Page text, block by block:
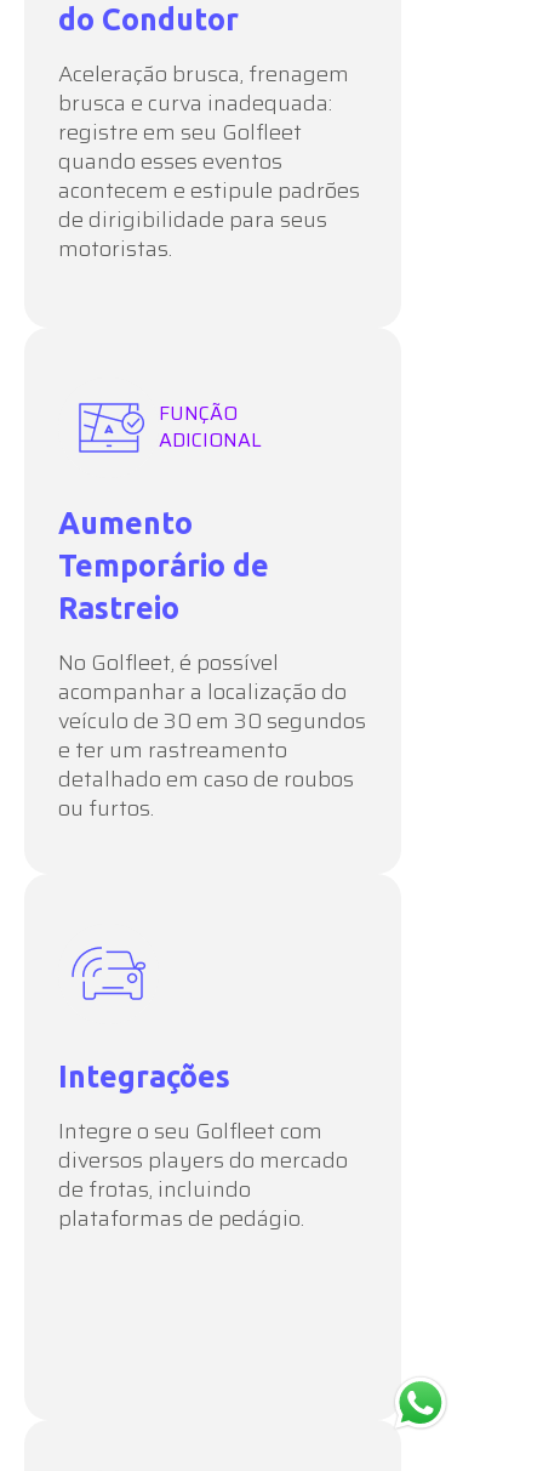
do Condutor
Aceleração brusca, frenagem
brusca e curva inadequada:
registre em seu Golfleet
quando esses eventos
acontecem e estipule padrões
de dirigibilidade para seus
motoristas.
FUNÇÃO
ADICIONAL
Aumento
Temporário de
Rastreio
No Golfleet, é possível
acompanhar a localização do
veículo de 30 em 30 segundos
e ter um rastreamento
detalhado em caso de roubos
ou furtos.
Integrações
Integre o seu Golfleet com
diversos players do mercado
de frotas, incluindo
plataformas de pedágio.